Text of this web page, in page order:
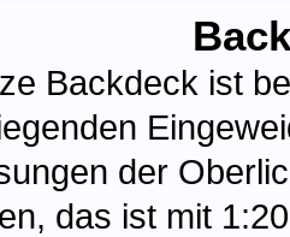
Backdeck ist
der
das ist mit